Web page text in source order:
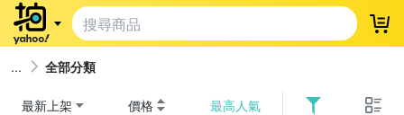
登
全部分類
最新上架 價格 最高人氣